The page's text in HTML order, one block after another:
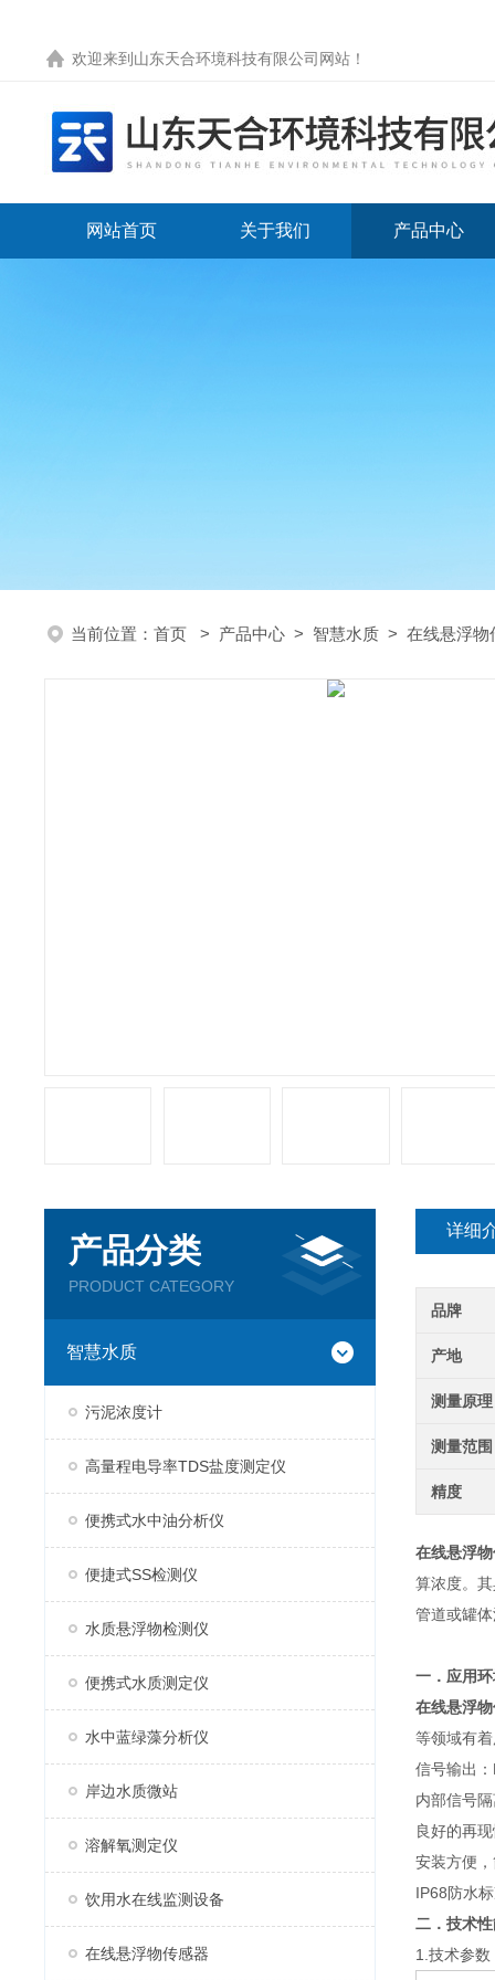
欢迎来到 山东天合环境科技有限公司网站 ！
网站首页 关于我们 产品中心
当前位置： 首页 > 产品中心 > 智慧水质 > 在线悬浮物
产品分类
PRODUCT CATEGORY
智慧水质
污泥浓度计
高量程电导率TDS盐度测定仪
便携式水中油分析仪
便捷式SS检测仪
水质悬浮物检测仪
便携式水质测定仪
水中蓝绿藻分析仪
岸边水质微站
溶解氧测定仪
饮用水在线监测设备
在线悬浮物传感器
详细
品牌
产地
测量原理
测量范围
精度
在线悬浮
算浓度。
管道或罐
一．应用
在线悬浮
等领域有
信号输出
内部信号
良好的再
安装方便
IP68防水
二．技术
1.技术参数